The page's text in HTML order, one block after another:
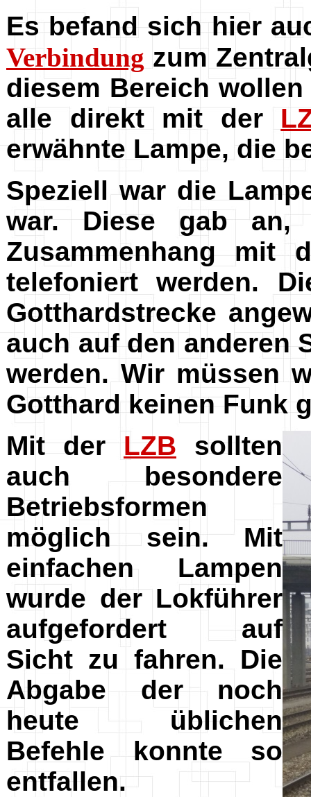
Es befand sich hier
Verbindung zum
diesem Bereich
alle direkt mit der
erwähnte Lampe, die
Speziell war die
war. Diese gab an,
Zusammenhang mit
telefoniert werden.
Gotthardstrecke
auch auf den anderen
werden. Wir müssen
Gotthard keinen Funk
Mit der LZB sollten
auch besondere
Betriebsformen
möglich sein. Mit
einfachen Lampen
wurde der Lokführer
aufgefordert auf
Sicht zu fahren. Die
Abgabe der noch
heute üblichen
Befehle konnte so
entfallen.